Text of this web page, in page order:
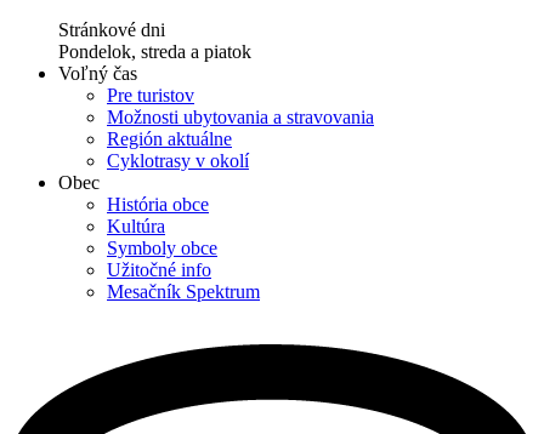
Stránkové dni
Pondelok, streda a piatok
Voľný čas
Pre turistov
Možnosti ubytovania a stravovania
Región aktuálne
Cyklotrasy v okolí
Obec
História obce
Kultúra
Symboly obce
Užitočné info
Mesačník Spektrum